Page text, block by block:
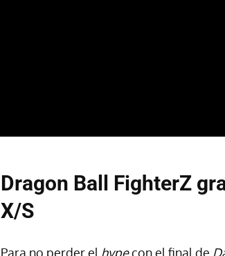
Dragon Ball FighterZ
X/S
Para no perder el hypecon el final de